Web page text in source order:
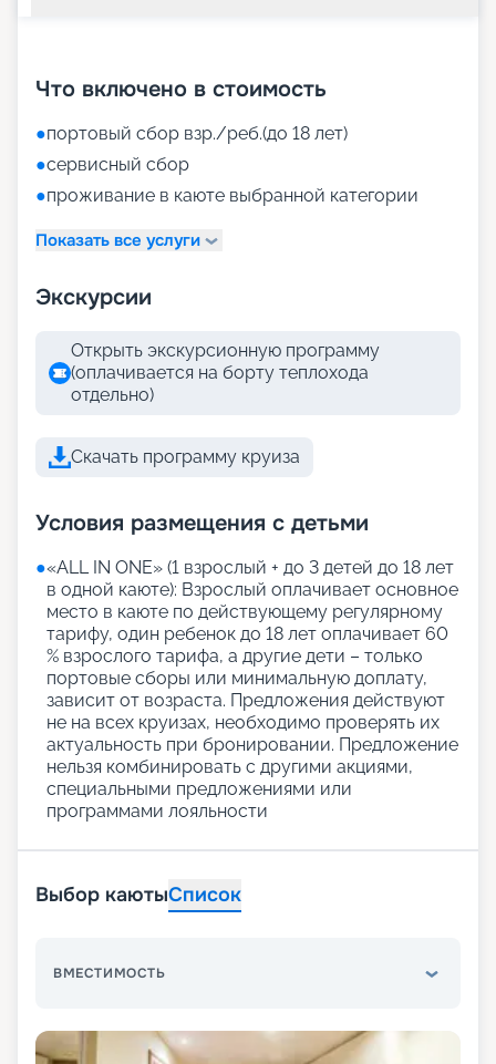
Что включено в стоимость
●портовый сбор взр./реб.(до 18 лет)
●сервисный сбор
●проживание в каюте выбранной категории
Показать все услуги
Экскурсии
Открыть экскурсионную программу
(оплачивается на борту теплохода
отдельно)
Скачать программу круиза
Условия размещения с детьми
●«АLL IN ONE» (1 взрослый + до 3 детей до 18 лет
в одной каюте): Взрослый оплачивает основное
место в каюте по действующему регулярному
тарифу, один ребенок до 18 лет оплачивает 60
% взрослого тарифа, а другие дети – только
портовые сборы или минимальную доплату,
зависит от возраста. Предложения действуют
не на всех круизах, необходимо проверять их
актуальность при бронировании. Предложение
нельзя комбинировать с другими акциями,
специальными предложениями или
программами лояльности
Выбор каютыСписок
ВМЕСТИМОСТЬ